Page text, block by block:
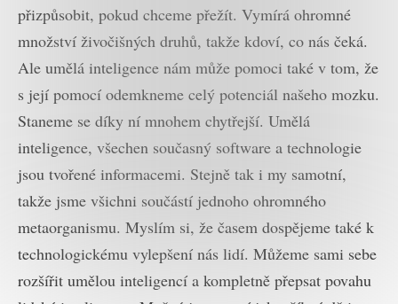
přizpůsobit, pokud chceme přežít. Vymírá ohromné
množství živočišných druhů, takže kdoví, co nás čeká.
Ale umělá inteligence nám může pomoci také v tom, že
s její pomocí odemkneme celý potenciál našeho mozku.
Staneme se díky ní mnohem chytřejší. Umělá
inteligence, všechen současný software a technologie
jsou tvořené informacemi. Stejně tak i my samotní,
takže jsme všichni součástí jednoho ohromného
metaorganismu. Myslím si, že časem dospějeme také k
technologickému vylepšení nás lidí. Můžeme sami sebe
rozšířit umělou inteligencí a kompletně přepsat povahu